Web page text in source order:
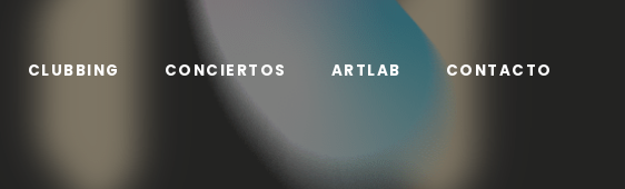
CLUBBING CONCIERTOS ARTLAB CONTACTO